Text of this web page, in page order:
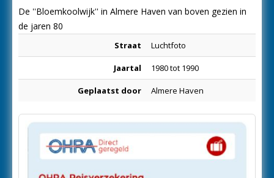
De ''Bloemkoolwijk'' in Almere Haven van boven gezien in
de jaren 80
Straat Luchtfoto
Jaartal 1980 tot 1990
Geplaatst door Almere Haven